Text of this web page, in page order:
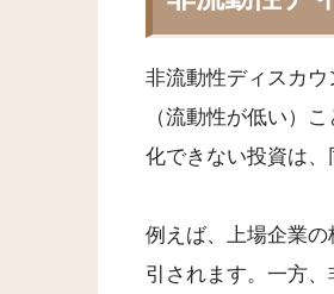
非流動性ディスカ
（流動性が低い）
化できない投資は、
例えば、上場企業
引されます。一方